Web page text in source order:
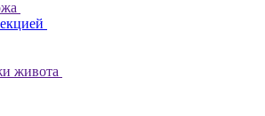
живота